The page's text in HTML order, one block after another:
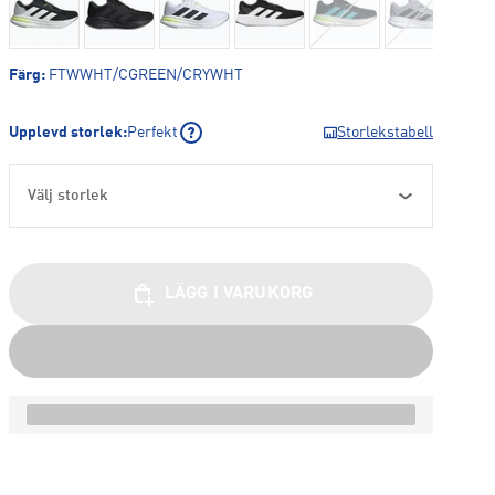
Färg: FTWWHT/CGREEN/CRYWHT
Upplevd storlek:Perfekt Storlekstabell
Välj storlek